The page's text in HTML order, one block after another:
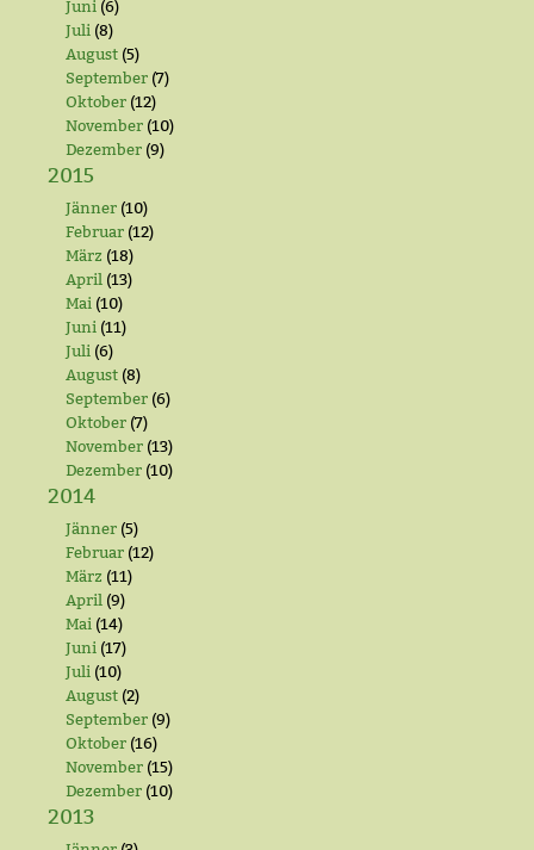
Juni (6)
Juli (8)
August (5)
September (7)
Oktober (12)
November (10)
Dezember (9)
2015
Jänner (10)
Februar (12)
März (18)
April (13)
Mai (10)
Juni (11)
Juli (6)
August (8)
September (6)
Oktober (7)
November (13)
Dezember (10)
2014
Jänner (5)
Februar (12)
März (11)
April (9)
Mai (14)
Juni (17)
Juli (10)
August (2)
September (9)
Oktober (16)
November (15)
Dezember (10)
2013